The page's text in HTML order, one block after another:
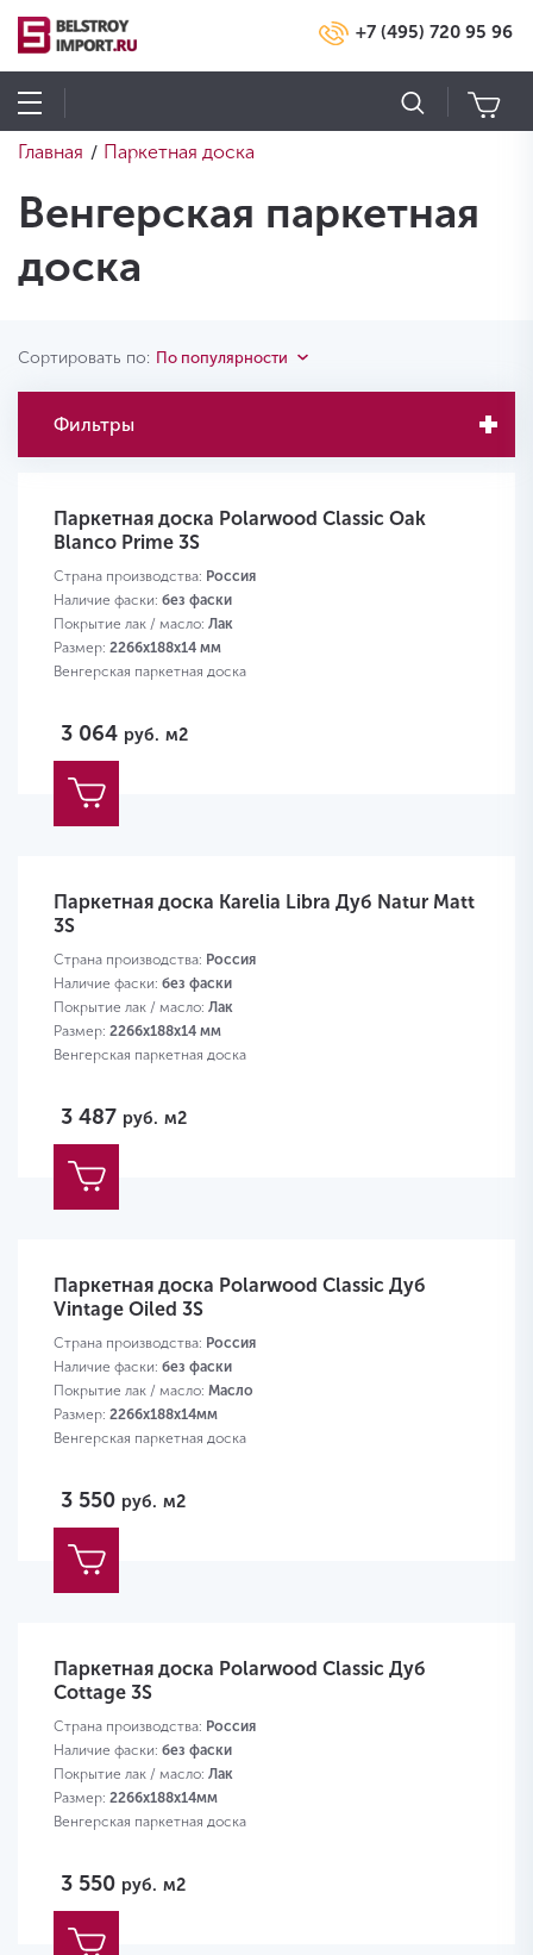
+7 (495) 720 95 96
Главная / Паркетная доска
Венгерская паркетная
доска
Сортировать по: По популярности
Фильтры
Паркетная доска Polarwood Classic Oak
Blanco Prime 3S
Страна производства: Россия
Наличие фаски: без фаски
Покрытие лак / масло: Лак
Размер: 2266х188х14 мм
Венгерская паркетная доска
3 064 руб. м2
Паркетная доска Karelia Libra Дуб Natur Matt
3S
Страна производства: Россия
Наличие фаски: без фаски
Покрытие лак / масло: Лак
Размер: 2266х188х14 мм
Венгерская паркетная доска
3 487 руб. м2
Паркетная доска Polarwood Classic Дуб
Vintage Oiled 3S
Страна производства: Россия
Наличие фаски: без фаски
Покрытие лак / масло: Масло
Размер: 2266х188х14мм
Венгерская паркетная доска
3 550 руб. м2
Паркетная доска Polarwood Classic Дуб
Cottage 3S
Страна производства: Россия
Наличие фаски: без фаски
Покрытие лак / масло: Лак
Размер: 2266х188х14мм
Венгерская паркетная доска
3 550 руб. м2